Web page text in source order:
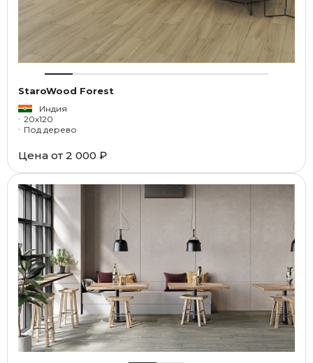
StaroWood Forest
Индия
20x120
Под дерево
Цена от 2 000 ₽